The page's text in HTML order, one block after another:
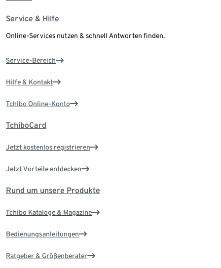
Service & Hilfe
Online-Services nutzen & schnell Antworten finden.
Service-Bereich
Hilfe & Kontakt
Tchibo Online-Konto
TchiboCard
Jetzt kostenlos registrieren
Jetzt Vorteile entdecken
Rund um unsere Produkte
Tchibo Kataloge & Magazine
Bedienungsanleitungen
Ratgeber & Größenberater